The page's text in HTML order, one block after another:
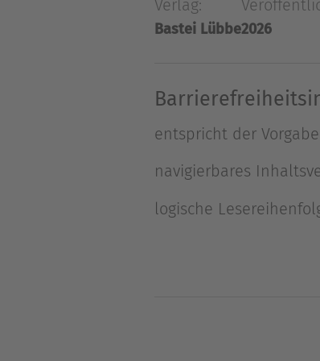
ich mich zu einem
mulmiges Gefühl
Verlag:
Bastei Lübbe2026
entspricht der
navigierbares
logische